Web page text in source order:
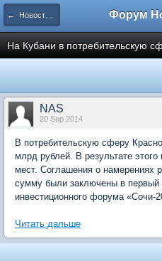
← Новости рынка недвижимости
На Кубани в потребительскую
NAS
20 Sep 2014
В потребительскую сферу
млрд рублей. В результате
мест. Соглашения о намерениях
сумму были заключены в
инвестиционного форума «Сочи-
Читать дальше